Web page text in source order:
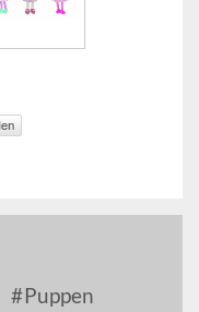
Puppen